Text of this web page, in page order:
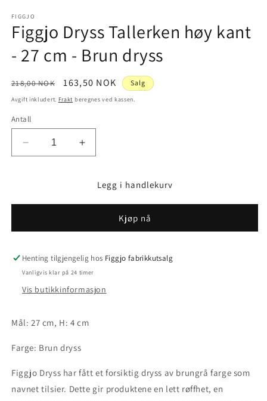
1
i
modal
FIGGJO
Figgjo Dryss Tallerken høy kant
- 27 cm - Brun dryss
Vanlig
pris
218,00 NOK Salgspris
163,50 NOK Salg
Avgift inkludert. Frakt beregnes ved kassen.
Antall
antallet
kant
27
cm
-
Øk
antallet
Figgjo
kant
27
cm
-
Brun
Legg i handlekurv
Kjøp nå
Henting tilgjengelig hos Figgjo fabrikkutsalg
Vanligvis klar på 24 timer
Vis butikkinformasjon
Mål: 27 cm, H: 4 cm
Farge: Brun dryss
Figgjo Dryss har fått et forsiktig dryss av brungrå farge som
navnet tilsier. Dette gir produktene en lett røffhet, en